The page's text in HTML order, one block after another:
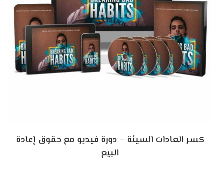
كسر العادات السيئة – دورة فيديو مع حقوق إعادة
البيع